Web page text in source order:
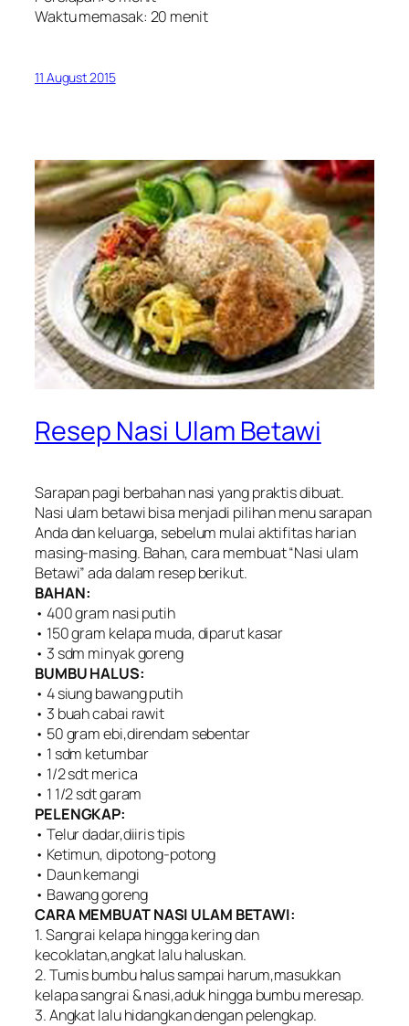
Waktu memasak: 20 menit
11 August 2015
Resep Nasi Ulam Betawi
Sarapan pagi berbahan nasi yang praktis dibuat.
Nasi ulam betawi bisa menjadi pilihan menu sarapan
Anda dan keluarga, sebelum mulai aktifitas harian
masing-masing. Bahan, cara membuat “Nasi ulam
Betawi” ada dalam resep berikut.
BAHAN:
• 400 gram nasi putih
• 150 gram kelapa muda, diparut kasar
• 3 sdm minyak goreng
BUMBU HALUS:
• 4 siung bawang putih
• 3 buah cabai rawit
• 50 gram ebi,direndam sebentar
• 1 sdm ketumbar
• 1/2 sdt merica
• 1 1/2 sdt garam
PELENGKAP:
• Telur dadar,diiris tipis
• Ketimun, dipotong-potong
• Daun kemangi
• Bawang goreng
CARA MEMBUAT NASI ULAM BETAWI:
1. Sangrai kelapa hingga kering dan
kecoklatan,angkat lalu haluskan.
2. Tumis bumbu halus sampai harum,masukkan
kelapa sangrai & nasi,aduk hingga bumbu meresap.
3. Angkat lalu hidangkan dengan pelengkap.